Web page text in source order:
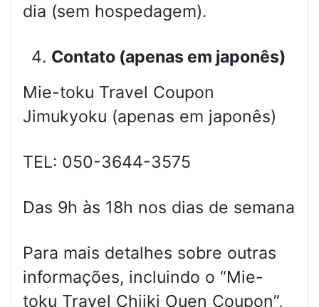
dia (sem hospedagem).
Contato (apenas em japonês)
Mie-toku Travel Coupon
Jimukyoku (apenas em japonês)
TEL: 050-3644-3575
Das 9h às 18h nos dias de semana
Para mais detalhes sobre outras
informações, incluindo o “Mie-
toku Travel Chiiki Ouen Coupon”,